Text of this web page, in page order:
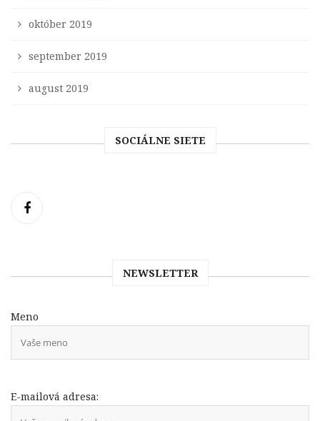
október 2019
september 2019
august 2019
SOCIÁLNE SIETE
NEWSLETTER
Meno
E-mailová adresa: